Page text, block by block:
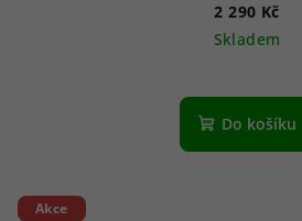
2 290 Kč
Skladem
Do košíku
Akce